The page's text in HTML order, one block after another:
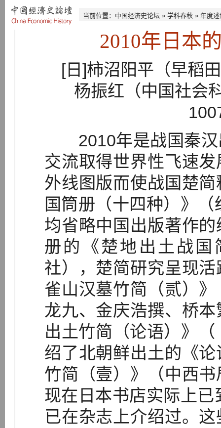
当前位置： 中国经济史论坛 » 学科春秋 » 年度述
2010年日本
[日]柿沼阳平（早稻
杨振红（中国社
2010年是战国秦汉
交流取得世界性飞速
外线图版而使战国楚
国筒册（十四种）》
均省略中国出版著作
册的《楚地出土战
社），楚简研究呈现
雀山汉墓竹简（贰）
龙九、金庆浩撰、桥
出土竹简（论语）》
绍了北朝鲜出土的《
竹简（壹）》（中西
现在日本书店实际上
已在杂志上介绍过。